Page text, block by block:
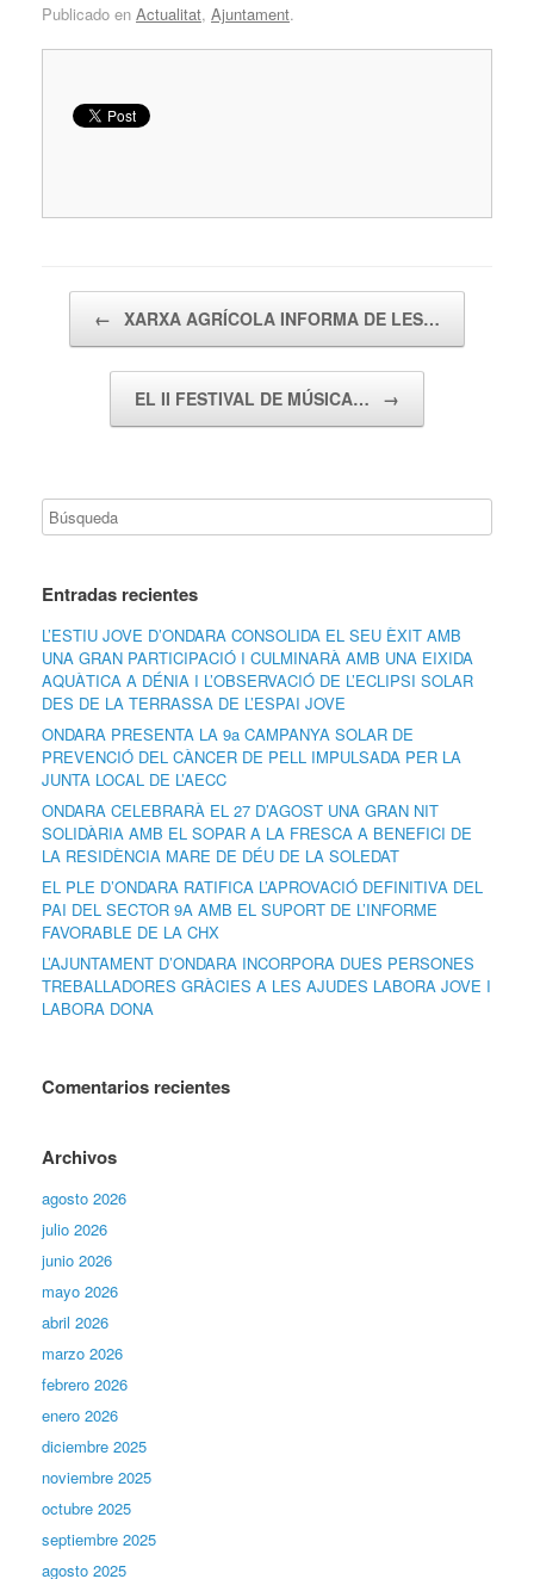
Publicado en Actualitat, Ajuntament.
← XARXA AGRÍCOLA INFORMA DE LES…
EL II FESTIVAL DE MÚSICA… →
Entradas recientes
L’ESTIU JOVE D’ONDARA CONSOLIDA EL SEU ÈXIT AMB
UNA GRAN PARTICIPACIÓ I CULMINARÀ AMB UNA EIXIDA
AQUÀTICA A DÉNIA I L’OBSERVACIÓ DE L’ECLIPSI SOLAR
DES DE LA TERRASSA DE L’ESPAI JOVE
ONDARA PRESENTA LA 9a CAMPANYA SOLAR DE
PREVENCIÓ DEL CÀNCER DE PELL IMPULSADA PER LA
JUNTA LOCAL DE L’AECC
ONDARA CELEBRARÀ EL 27 D’AGOST UNA GRAN NIT
SOLIDÀRIA AMB EL SOPAR A LA FRESCA A BENEFICI DE
LA RESIDÈNCIA MARE DE DÉU DE LA SOLEDAT
EL PLE D’ONDARA RATIFICA L’APROVACIÓ DEFINITIVA DEL
PAI DEL SECTOR 9A AMB EL SUPORT DE L’INFORME
FAVORABLE DE LA CHX
L’AJUNTAMENT D’ONDARA INCORPORA DUES PERSONES
TREBALLADORES GRÀCIES A LES AJUDES LABORA JOVE I
LABORA DONA
Comentarios recientes
Archivos
agosto 2026
julio 2026
junio 2026
mayo 2026
abril 2026
marzo 2026
febrero 2026
enero 2026
diciembre 2025
noviembre 2025
octubre 2025
septiembre 2025
agosto 2025